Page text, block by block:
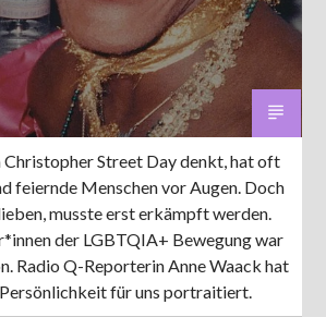
90,9 MHz Steinfurt103,9 MHz
Christopher Street Day denkt, hat oft
feiernde Menschen vor Augen. Doch
musste erst erkämpft werden.
der LGBTQIA+ Bewegung war
Radio Q-Reporterin Anne Waack hat
für uns portraitiert.